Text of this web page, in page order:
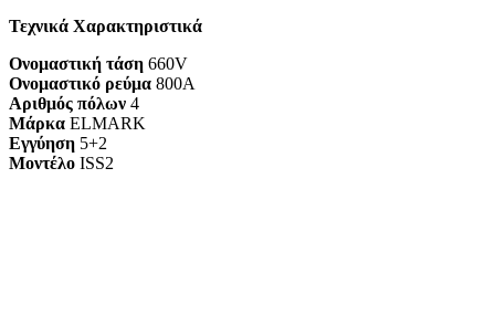
Τεχνικά Χαρακτηριστικά
Ονομαστική τάση 660V
Ονομαστικό ρεύμα 800A
Αριθμός πόλων 4
Μάρκα ELMARK
Εγγύηση 5+2
Mοντέλο ISS2